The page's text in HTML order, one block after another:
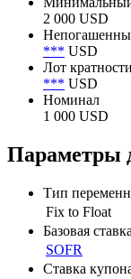
2 000 USD
*** USD
Лот кратности
*** USD
Номинал
1 000 USD
Параметры
Тип
Fix to Float
Базовая ставка
SOFR
Ставка